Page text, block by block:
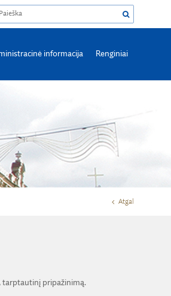
informacija Renginiai
Atgal
tarptautinį pripažinimą.